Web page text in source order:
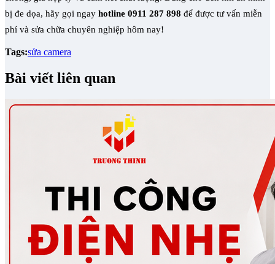
bị đe dọa, hãy gọi ngay hotline 0911 287 898 để được tư vấn miễn
phí và sửa chữa chuyên nghiệp hôm nay!
Tags:sửa camera
Bài viết liên quan